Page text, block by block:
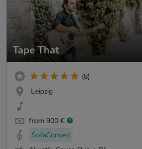
Tape That
(8)
Leipzig
from 900 €
SofaConcert